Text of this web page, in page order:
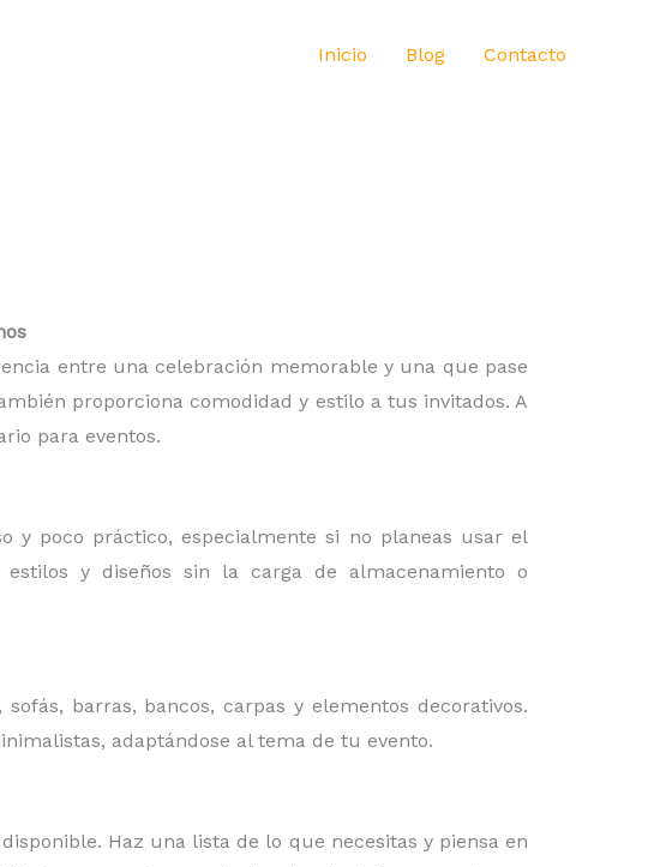
Inicio Blog Contacto
entre una celebración memorable y una que pase
proporciona comodidad y estilo a tus invitados. A
para eventos.
y poco práctico, especialmente si no planeas usar el
y diseños sin la carga de almacenamiento o
barras, bancos, carpas y elementos decorativos.
adaptándose al tema de tu evento.
Haz una lista de lo que necesitas y piensa en